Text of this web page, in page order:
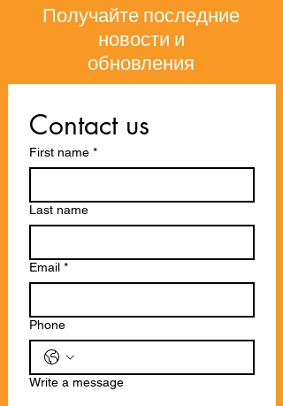
Получайте последние
новости и
обновления
Contact us
First name *
Last name
Email *
Phone
Write a message